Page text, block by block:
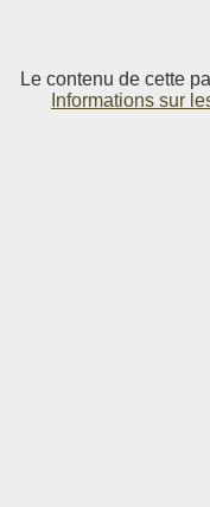
Le contenu de cette
Informations sur